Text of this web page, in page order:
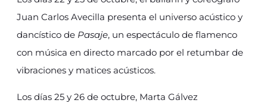
Juan Carlos Avecilla presenta el universo acústico y
dancístico de Pasaje, un espectáculo de flamenco
con música en directo marcado por el retumbar de
vibraciones y matices acústicos.
Los días 25 y 26 de octubre, Marta Gálvez